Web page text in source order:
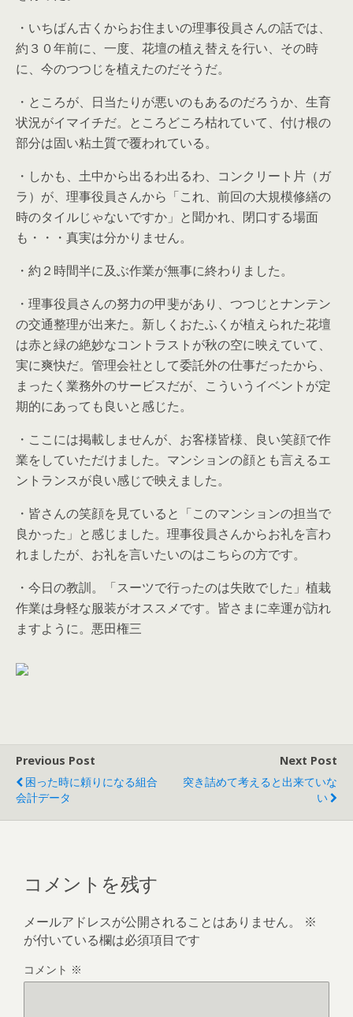
・いちばん古くからお住まいの理事役員さんの話では、
約３０年前に、一度、花壇の植え替えを行い、その時
に、今のつつじを植えたのだそうだ。
・ところが、日当たりが悪いのもあるのだろうか、生育
状況がイマイチだ。ところどころ枯れていて、付け根の
部分は固い粘土質で覆われている。
・しかも、土中から出るわ出るわ、コンクリート片（ガ
ラ）が、理事役員さんから「これ、前回の大規模修繕の
時のタイルじゃないですか」と聞かれ、閉口する場面
も・・・真実は分かりません。
・約２時間半に及ぶ作業が無事に終わりました。
・理事役員さんの努力の甲斐があり、つつじとナンテン
の交通整理が出来た。新しくおたふくが植えられた花壇
は赤と緑の絶妙なコントラストが秋の空に映えていて、
実に爽快だ。管理会社として委託外の仕事だったから、
まったく業務外のサービスだが、こういうイベントが定
期的にあっても良いと感じた。
・ここには掲載しませんが、お客様皆様、良い笑顔で作
業をしていただけました。マンションの顔とも言えるエ
ントランスが良い感じで映えました。
・皆さんの笑顔を見ていると「このマンションの担当で
良かった」と感じました。理事役員さんからお礼を言わ
れましたが、お礼を言いたいのはこちらの方です。
・今日の教訓。「スーツで行ったのは失敗でした」植栽
作業は身軽な服装がオススメです。皆さまに幸運が訪れ
ますように。悪田権三
Previous Post
困った時に頼りになる組合
会計データ
Next Post
突き詰めて考えると出来ていな
い
コメントを残す
メールアドレスが公開されることはありません。
※
が付いている欄は必須項目です
コメント ※